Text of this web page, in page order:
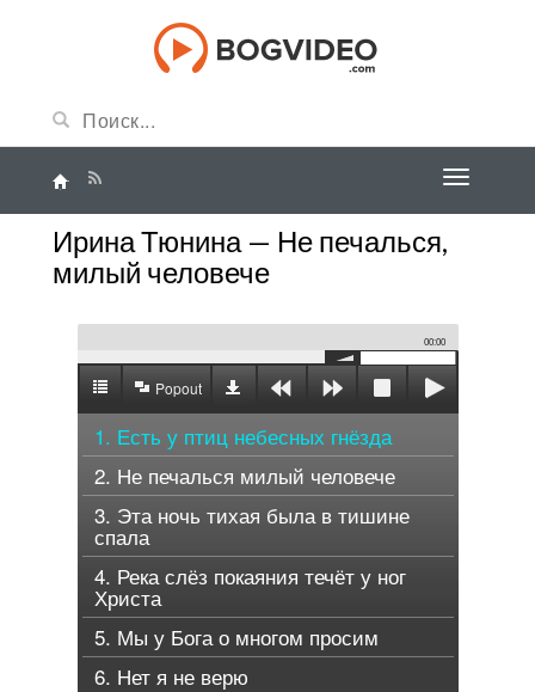
Ирина Тюнина — Не печалься,
милый человече
00:00
Popout
1. Есть у птиц небесных гнёзда
2. Не печалься милый человече
3. Эта ночь тихая была в тишине
спала
4. Река слёз покаяния течёт у ног
Христа
5. Мы у Бога о многом просим
6. Нет я не верю